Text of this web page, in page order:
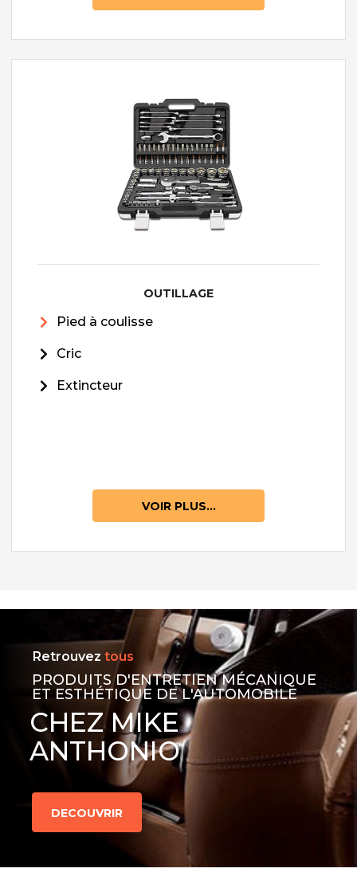
OUTILLAGE
Pied à coulisse
Cric
Extincteur
VOIR PLUS...
Retrouvez tous
PRODUITS D'ENTRETIEN MÉCANIQUE
ET ESTHÉTIQUE DE L'AUTOMOBILE
CHEZ MIKE
ANTHONIO
DECOUVRIR